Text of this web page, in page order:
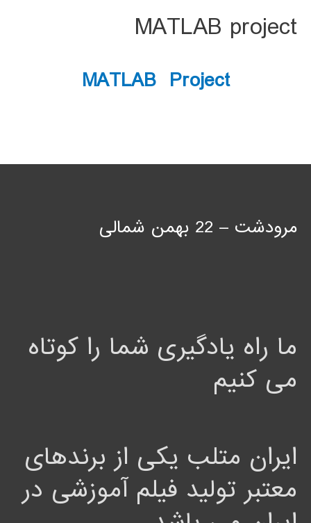
MATLAB project
MATLAB Project
مرودشت – 22 بهمن شمالی
ما راه یادگیری شما را کوتاه
می کنیم
ایران متلب یکی از برندهای
معتبر تولید فیلم آموزشی در